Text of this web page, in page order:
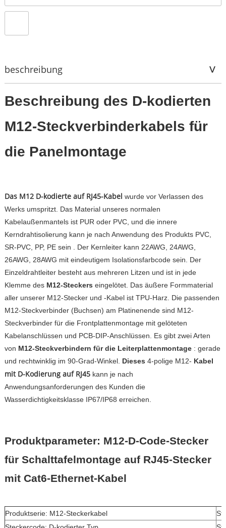
beschreibung
Beschreibung des D-kodierten
M12-Steckverbinderkabels für
die Panelmontage
Das M12 D-kodierte auf RJ45-Kabel wurde vor Verlassen des
Werks umspritzt. Das Material unseres normalen
Kabelaußenmantels ist PUR oder PVC, und die innere
Kerndrahtisolierung kann je nach Anwendung des ProduktsPVC,
SR-PVC, PP, PE sein
. Der Kernleiter kann 22AWG, 24AWG,
26AWG, 28AWG mit eindeutigem Isolationsfarbcode sein. Der
Einzeldrahtleiter besteht aus mehreren Litzen und ist in jede
Klemme des M12-Steckers eingelötet. Das äußere Formmaterial
aller unserer M12-Stecker und -Kabel ist TPU-Harz. Die passenden
M12-Steckverbinder (Buchsen) am Platinenende sind M12-
Steckverbinder für die Frontplattenmontage mit gelöteten
Kabelanschlüssen und PCB-DIP-Anschlüssen. Es gibt zwei Arten
von M12-Steckverbindern für die Leiterplattenmontage: gerade
und rechtwinklig im 90-Grad-Winkel. Dieses 4-polige M12- Kabel
mit D-Kodierung auf RJ45kann je nach
Anwendungsanforderungen des Kunden die
Wasserdichtigkeitsklasse IP67/IP68 erreichen.
Produktparameter: M12-D-Code-Stecker
für Schalttafelmontage auf RJ45-Stecker
mit Cat6-Ethernet-Kabel
Produktserie: M12-Steckerkabel